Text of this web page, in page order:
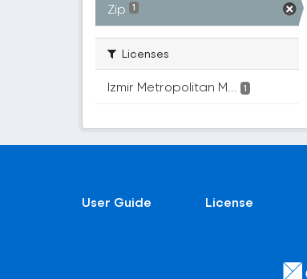
Zip 1
Licenses
Izmir Metropolitan M... 1
User Guide License